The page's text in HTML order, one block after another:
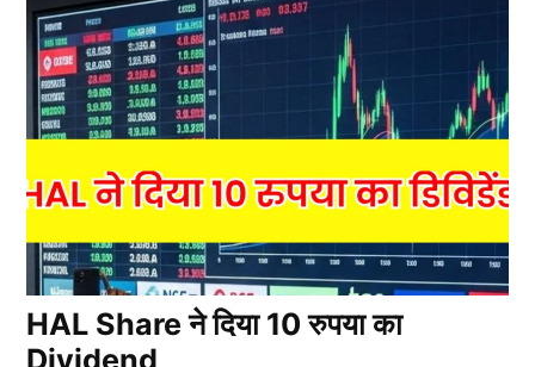
HAL Share ने दिया 10 रुपया का